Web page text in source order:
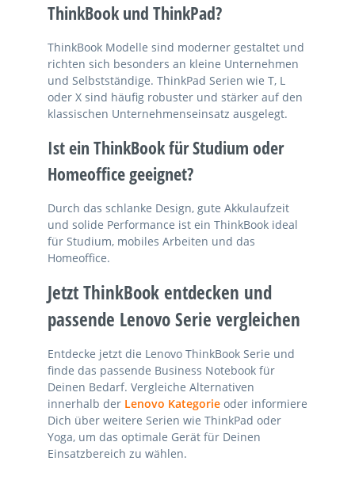
ThinkBook und ThinkPad?
ThinkBook Modelle sind moderner gestaltet und
richten sich besonders an kleine Unternehmen
und Selbstständige. ThinkPad Serien wie T, L
oder X sind häufig robuster und stärker auf den
klassischen Unternehmenseinsatz ausgelegt.
Ist ein ThinkBook für Studium oder
Homeoffice geeignet?
Durch das schlanke Design, gute Akkulaufzeit
und solide Performance ist ein ThinkBook ideal
für Studium, mobiles Arbeiten und das
Homeoffice.
Jetzt ThinkBook entdecken und
passende Lenovo Serie vergleichen
Entdecke jetzt die Lenovo ThinkBook Serie und
finde das passende Business Notebook für
Deinen Bedarf. Vergleiche Alternativen
innerhalb der Lenovo Kategorie oder informiere
Dich über weitere Serien wie ThinkPad oder
Yoga, um das optimale Gerät für Deinen
Einsatzbereich zu wählen.